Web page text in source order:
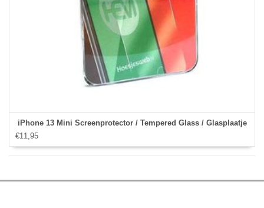
iPhone 13 Mini Screenprotector / Tempered Glass / Glasplaatje
€11,95